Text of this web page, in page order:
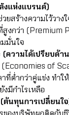
งแห่งแบรนด์)
สร้างความไว้วาง
สูงกว่า (Premium
มั่นใจ
ความได้เปรียบด้า
of
ที่ต่ำกว่าคู่แข่ง ทำใ
มีกำไรเหลือ
นทุนการเปลี่ยนใ